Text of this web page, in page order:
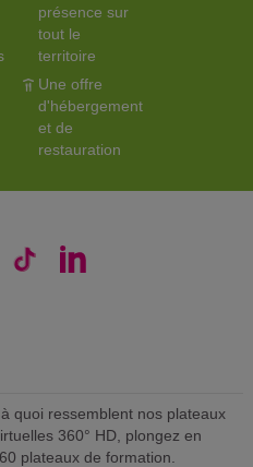
présence sur
tout le
territoire
Une offre
d'hébergement
et de
restauration
quoi ressemblent nos plateaux
360° HD, plongez en
plateaux de formation.